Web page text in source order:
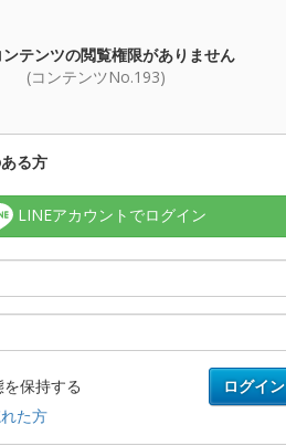
テンツの閲覧権限がありません
(コンテンツNo.193)
る方
LINEアカウントでログイン
ログイン
保持する
た方